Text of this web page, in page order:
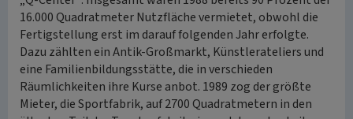
16.000 Quadratmeter Nutzfläche vermietet, obwohl die
Fertigstellung erst im darauf folgenden Jahr erfolgte.
Dazu zählten ein Antik-Großmarkt, Künstlerateliers und
eine Familienbildungsstätte, die in verschieden
Räumlichkeiten ihre Kurse anbot. 1989 zog der größte
Mieter, die Sportfabrik, auf 2700 Quadratmetern in den